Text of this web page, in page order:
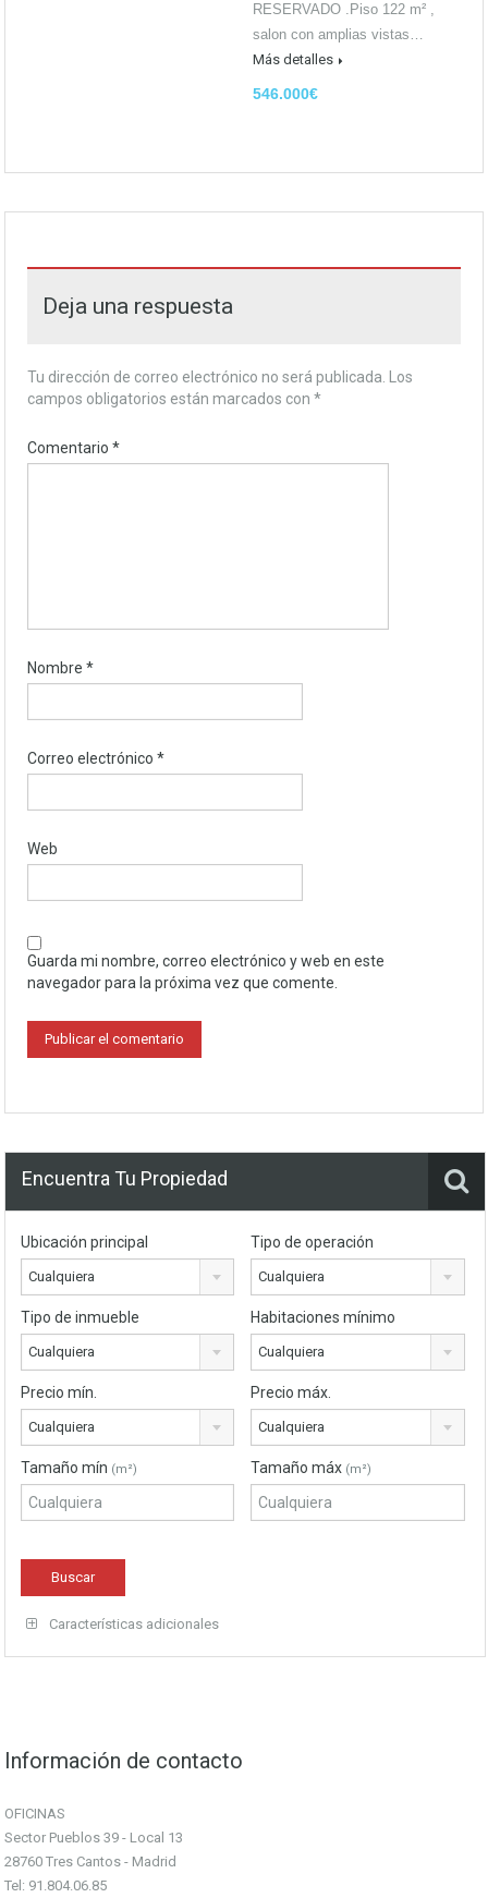
RESERVADO .Piso 122 m² ,
salon con amplias vistas…
Más detalles
546.000€
Deja una respuesta
Tu dirección de correo electrónico no será publicada.
Los
campos obligatorios están marcados con *
Comentario *
Nombre *
Correo electrónico *
Web
Guarda mi nombre, correo electrónico y web en este
navegador para la próxima vez que comente.
Encuentra Tu Propiedad
Ubicación principal
Cualquiera
Tipo de operación
Cualquiera
Tipo de inmueble
Cualquiera
Habitaciones mínimo
Cualquiera
Precio mín.
Cualquiera
Precio máx.
Cualquiera
Tamaño mín (m²) Tamaño máx (m²)
Características adicionales
Información de contacto
OFICINAS
Sector Pueblos 39 - Local 13
28760 Tres Cantos - Madrid
Tel: 91.804.06.85